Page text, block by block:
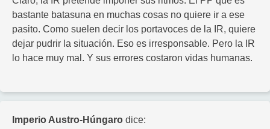
bastante batasuna en muchas cosas no quiere ir a ese
pasito. Como suelen decir los portavoces de la IR, quiere
dejar pudrir la situación. Eso es irresponsable. Pero la IR
lo hace muy mal. Y sus errores costaron vidas humanas.
Imperio Austro-Húngaro dice: